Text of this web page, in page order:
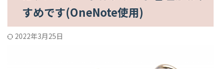
すめです(OneNote使用)
2022年3月25日